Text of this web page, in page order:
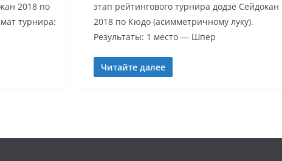
2018 по
турнира:
этап рейтингового турнира додзё Сейдокан
2018 по Кюдо (асимметричному луку).
Результаты: 1 место — Шпер
Читайте далее